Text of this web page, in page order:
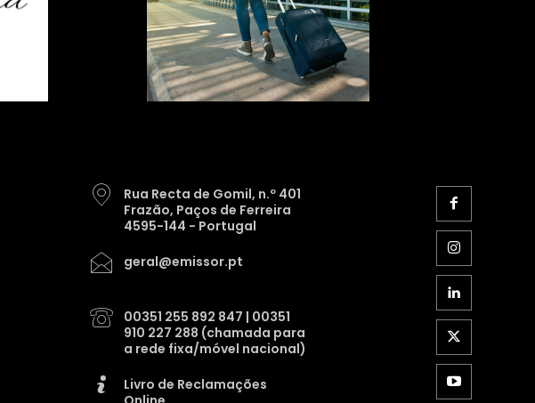
Rua Recta de Gomil, n.º 401
Frazão, Paços de Ferreira
4595-144 - Portugal
geral@emissor.pt
00351 255 892 847 | 00351
910 227 288 (chamada para
a rede fixa/móvel nacional)
Livro de Reclamações